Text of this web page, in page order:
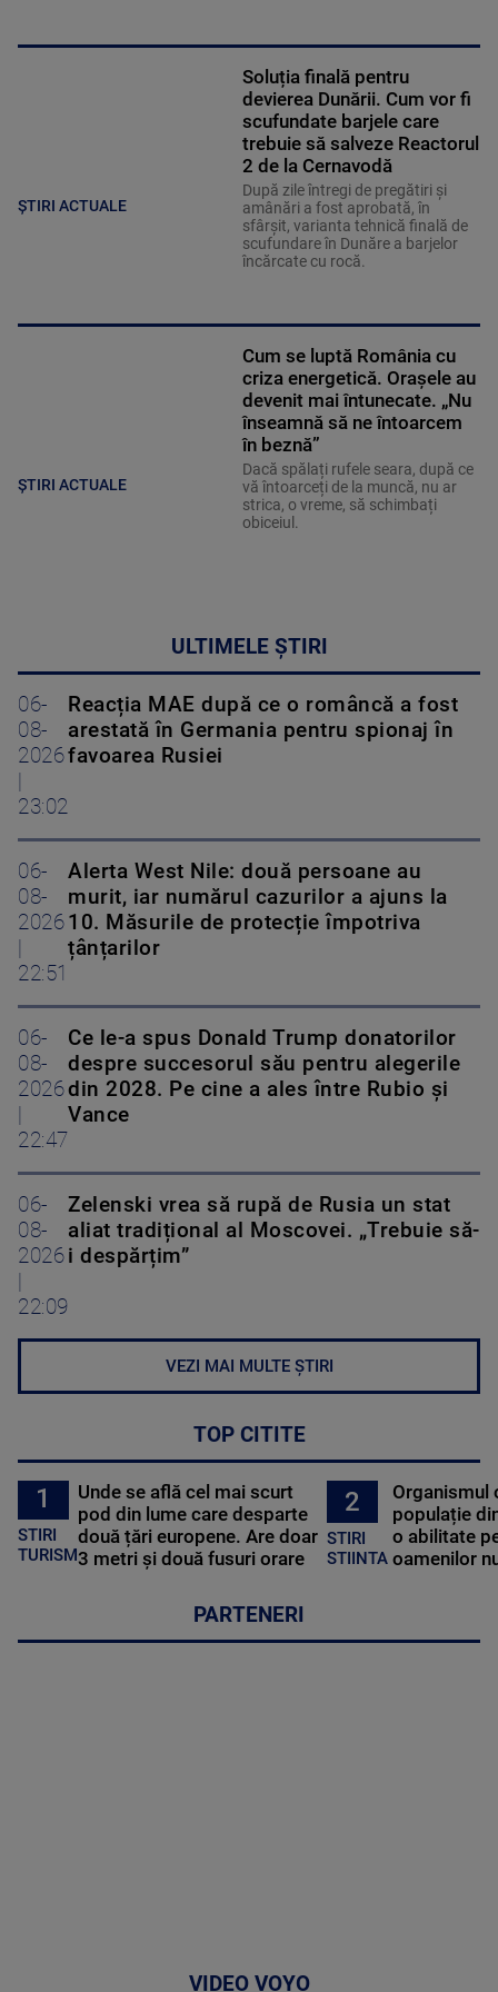
ȘTIRI ACTUALE
Soluția finală pentru
devierea Dunării. Cum vor fi
scufundate barjele care
trebuie să salveze Reactorul
2 de la Cernavodă
După zile întregi de pregătiri și
amânări a fost aprobată, în
sfârșit, varianta tehnică finală de
scufundare în Dunăre a barjelor
încărcate cu rocă.
ȘTIRI ACTUALE
Cum se luptă România cu
criza energetică. Orașele au
devenit mai întunecate. „Nu
înseamnă să ne întoarcem
în beznă”
Dacă spălați rufele seara, după ce
vă întoarceți de la muncă, nu ar
strica, o vreme, să schimbați
obiceiul.
ULTIMELE ȘTIRI
06-
08-
2026
23:02
Reacția MAE după ce o româncă a fost
arestată în Germania pentru spionaj în
favoarea Rusiei
06-
08-
2026
22:51
Alerta West Nile: două persoane au
murit, iar numărul cazurilor a ajuns la
10. Măsurile de protecție împotriva
țânțarilor
06-
08-
2026
22:47
Ce le-a spus Donald Trump donatorilor
despre succesorul său pentru alegerile
din 2028. Pe cine a ales între Rubio și
Vance
06-
08-
2026
22:09
Zelenski vrea să rupă de Rusia un stat
aliat tradițional al Moscovei. „Trebuie să-
i despărțim”
VEZI MAI MULTE ȘTIRI
TOP CITITE
1
STIRI
TURISM
Unde se află cel mai scurt
pod din lume care desparte
două țări europene. Are doar
3 metri și două fusuri orare
2
STIRI
STIINTA
Organismul
populație
o abilitate
oamenilor
PARTENERI
VIDEO VOYO